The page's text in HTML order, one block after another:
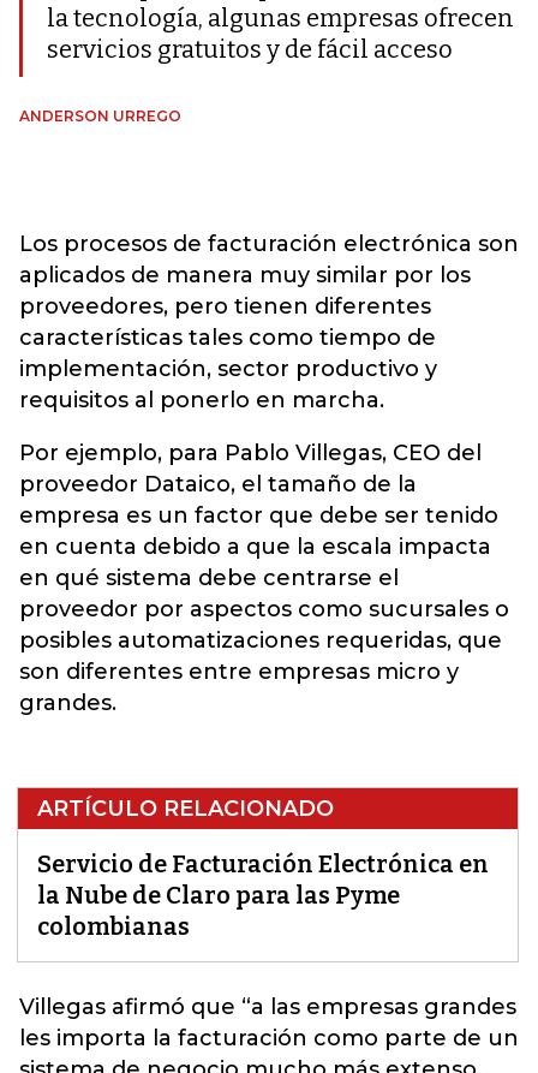
la tecnología, algunas empresas ofrecen
servicios gratuitos y de fácil acceso
ANDERSON URREGO
Los procesos de facturación electrónica son
aplicados de manera muy similar por los
proveedores, pero tienen diferentes
características tales como tiempo de
implementación, sector productivo y
requisitos al ponerlo en marcha.
Por ejemplo, para Pablo Villegas, CEO del
proveedor Dataico, el tamaño de la
empresa es un factor que debe ser tenido
en cuenta debido a que la escala impacta
en qué sistema debe centrarse el
proveedor por aspectos como sucursales o
posibles automatizaciones requeridas, que
son diferentes entre empresas micro y
grandes.
ARTÍCULO RELACIONADO
Servicio de Facturación Electrónica en
la Nube de Claro para las Pyme
colombianas
Villegas afirmó que “a las empresas grandes
les importa la facturación como parte de un